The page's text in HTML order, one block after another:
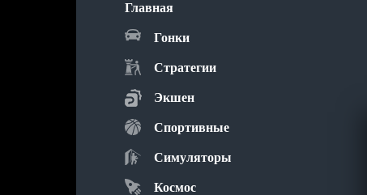
Главная
Гонки
Стратегии
Экшен
Спортивные
Симуляторы
Космос